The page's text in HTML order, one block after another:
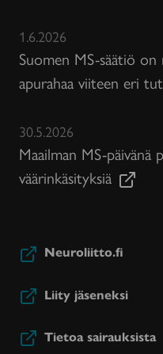
1.6.2026
Suomen MS-säätiö
apurahaa viiteen eri
30.5.2026
Maailman MS-päivänä
väärinkäsityksiä
Neuroliitto.fi
Liity jäseneksi
Tietoa sairauksista